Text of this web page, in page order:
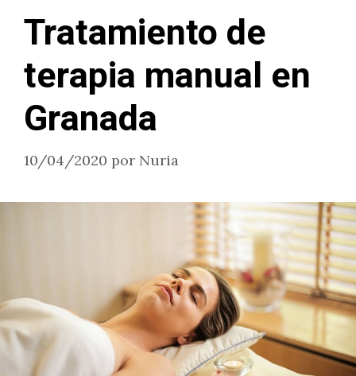
Tratamiento de
terapia manual en
Granada
10/04/2020 por Nuria